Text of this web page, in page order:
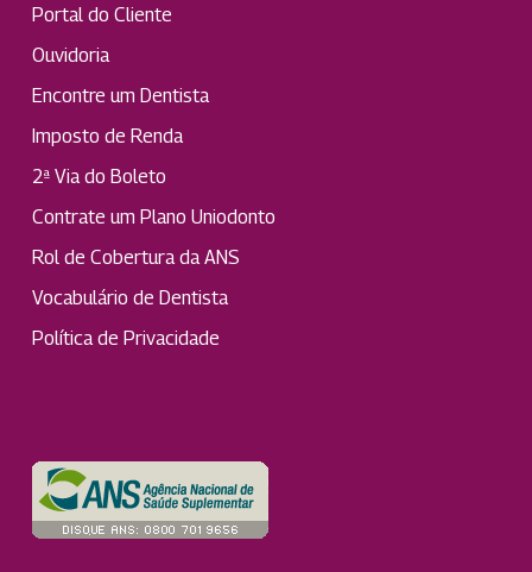
Portal do Cliente
Ouvidoria
Encontre um Dentista
Imposto de Renda
2ª Via do Boleto
Contrate um Plano Uniodonto
Rol de Cobertura da ANS
Vocabulário de Dentista
Política de Privacidade